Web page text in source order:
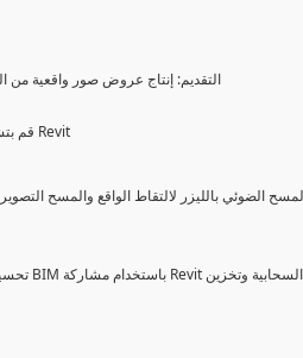
• التقديم: إنتاج عروض صور واقعية
• Autodesk® Structural Analysis for Revit: قم بتشغيل التحليل الثابت للتصاميم الإنشائية في السحابة مباشرة من Revit